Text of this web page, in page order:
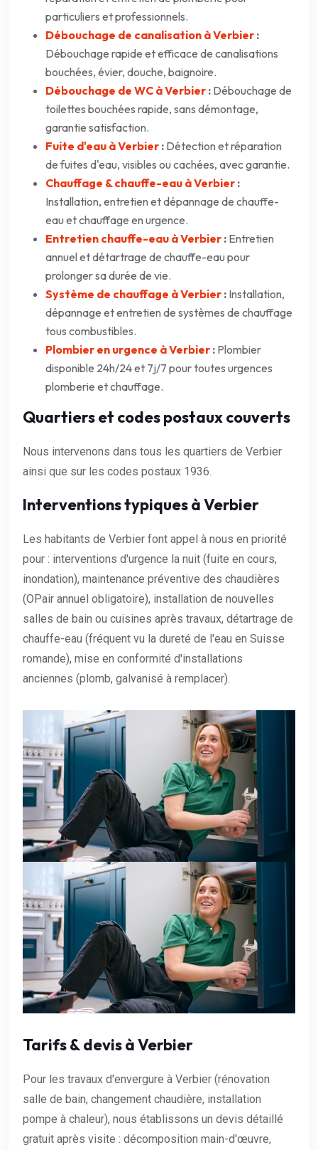
particuliers et professionnels.
Débouchage de canalisation à Verbier :
Débouchage rapide et efficace de canalisations
bouchées, évier, douche, baignoire.
Débouchage de WC à Verbier : Débouchage de
toilettes bouchées rapide, sans démontage,
garantie satisfaction.
Fuite d'eau à Verbier : Détection et réparation
de fuites d'eau, visibles ou cachées, avec garantie.
Chauffage & chauffe-eau à Verbier :
Installation, entretien et dépannage de chauffe-
eau et chauffage en urgence.
Entretien chauffe-eau à Verbier : Entretien
annuel et détartrage de chauffe-eau pour
prolonger sa durée de vie.
Système de chauffage à Verbier : Installation,
dépannage et entretien de systèmes de chauffage
tous combustibles.
Plombier en urgence à Verbier : Plombier
disponible 24h/24 et 7j/7 pour toutes urgences
plomberie et chauffage.
Quartiers et codes postaux couverts
Nous intervenons dans tous les quartiers de Verbier
ainsi que sur les codes postaux 1936.
Interventions typiques à Verbier
Les habitants de Verbier font appel à nous en priorité
pour : interventions d'urgence la nuit (fuite en cours,
inondation), maintenance préventive des chaudières
(OPair annuel obligatoire), installation de nouvelles
salles de bain ou cuisines après travaux, détartrage de
chauffe-eau (fréquent vu la dureté de l'eau en Suisse
romande), mise en conformité d'installations
anciennes (plomb, galvanisé à remplacer).
Tarifs & devis à Verbier
Pour les travaux d'envergure à Verbier (rénovation
salle de bain, changement chaudière, installation
pompe à chaleur), nous établissons un devis détaillé
gratuit après visite : décomposition main-d'œuvre,